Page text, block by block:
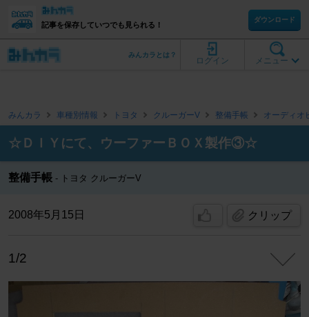
記事を保存していつでも見られる！
ダウンロード
メニュー
ログイン
みんカラとは？
みんカラ 車種別情報 トヨタ クルーガーV 整備手帳 オーディオ
☆ＤＩＹにて、ウーファーＢＯＸ製作③☆
整備手帳 トヨタ クルーガーV
2008年5月15日 クリップ
1/2